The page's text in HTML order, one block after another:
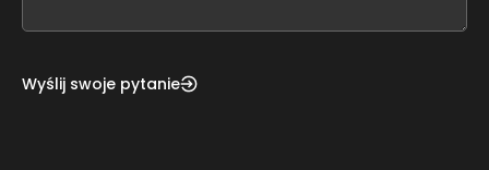
Wyślij swoje pytanie